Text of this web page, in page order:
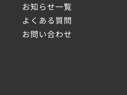
お知らせ一覧
よくある質問
お問い合わせ